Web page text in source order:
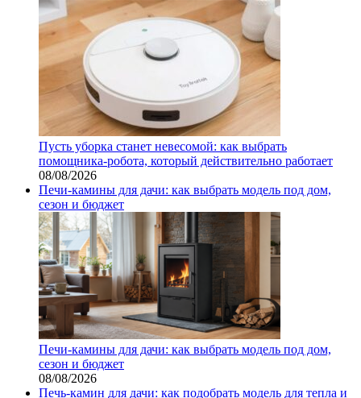
Пусть уборка станет невесомой: как выбрать
помощника‑робота, который действительно работает
08/08/2026
Печи-камины для дачи: как выбрать модель под дом,
сезон и бюджет
Печи-камины для дачи: как выбрать модель под дом,
сезон и бюджет
08/08/2026
Печь-камин для дачи: как подобрать модель для тепла и